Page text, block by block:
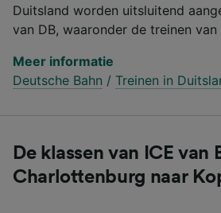
Duitsland worden uitsluitend
van DB, waaronder de treinen van
Meer informatie
Deutsche Bahn / Treinen in
De klassen van ICE van
Charlottenburg naar